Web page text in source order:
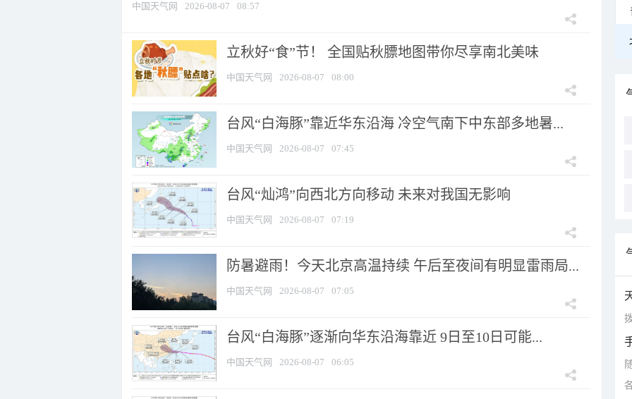
中国天气网 2026-08-07 08:57
立秋好“食”节！ 全国贴秋膘地图带你尽享南北美味
中国天气网 2026-08-07 08:00
台风“白海豚”靠近华东沿海 冷空气南下中东部多地暑...
中国天气网 2026-08-07 07:45
台风“灿鸿”向西北方向移动 未来对我国无影响
中国天气网 2026-08-07 07:19
防暑避雨！今天北京高温持续 午后至夜间有明显雷雨局...
中国天气网 2026-08-07 07:05
台风“白海豚”逐渐向华东沿海靠近 9日至10日可能...
中国天气网 2026-08-07 06:05